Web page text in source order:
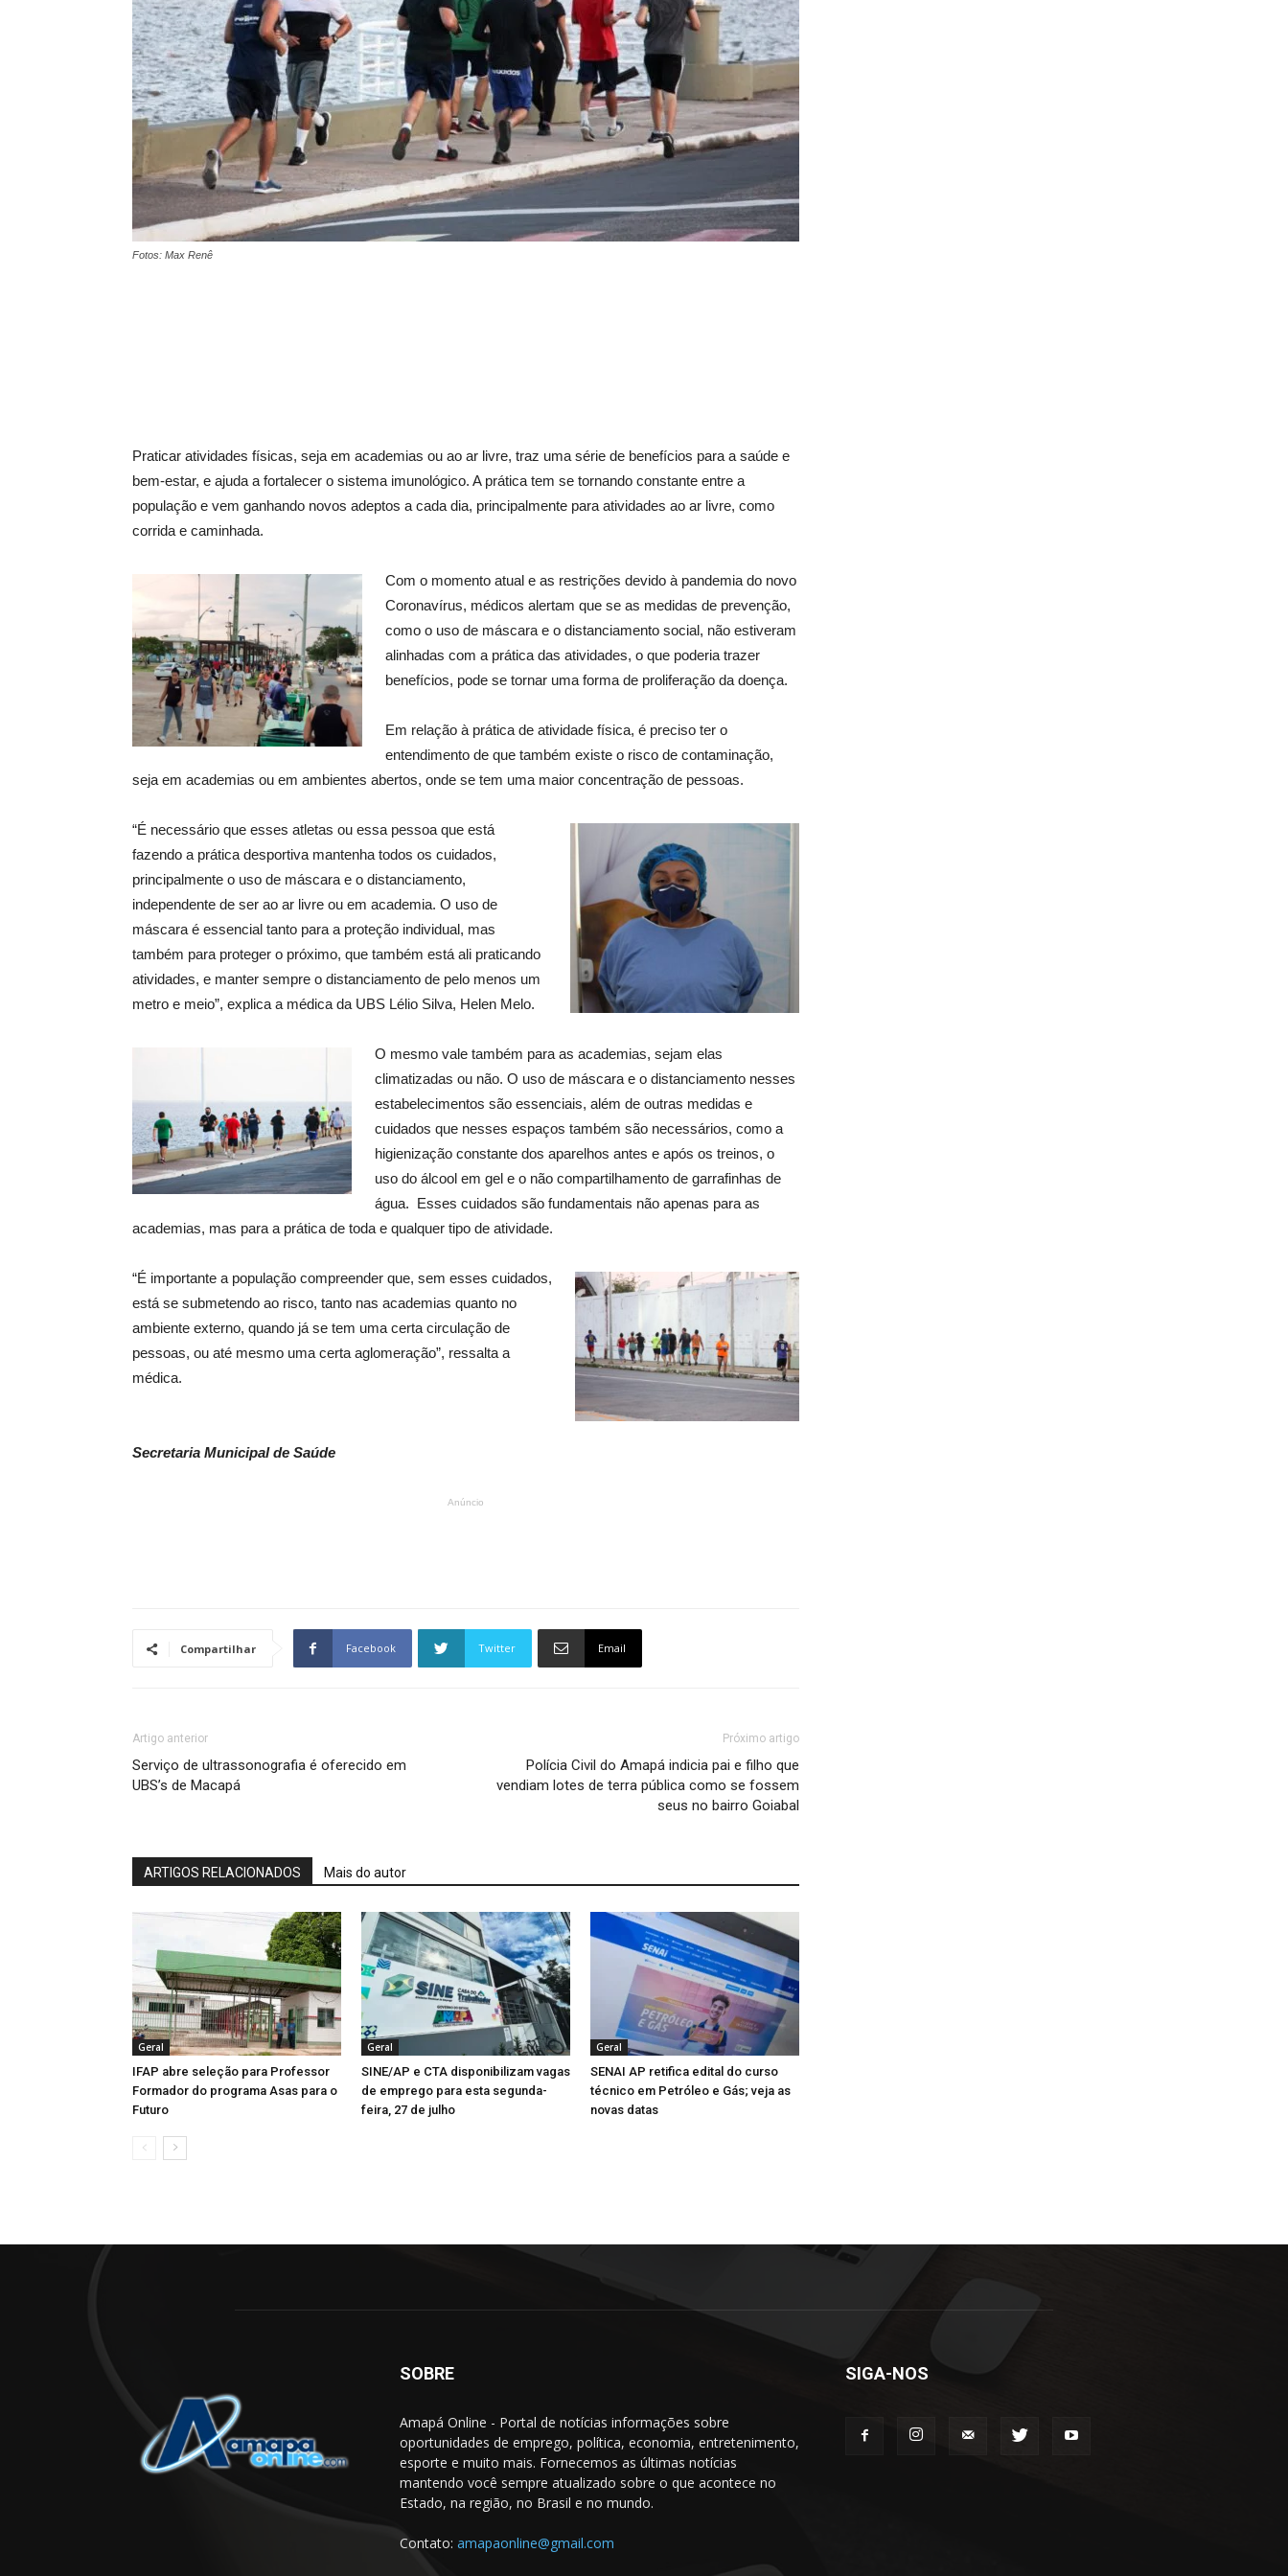
Fotos: Max Renê
Praticar atividades físicas, seja em academias ou ao ar livre, traz uma série de benefícios para a saúde e
bem-estar, e ajuda a fortalecer o sistema imunológico. A prática tem se tornando constante entre a
população e vem ganhando novos adeptos a cada dia, principalmente para atividades ao ar livre, como
corrida e caminhada.
Com o momento atual e as restrições devido à pandemia do novo
Coronavírus, médicos alertam que se as medidas de prevenção,
como o uso de máscara e o distanciamento social, não estiveram
alinhadas com a prática das atividades, o que poderia trazer
benefícios, pode se tornar uma forma de proliferação da doença.
Em relação à prática de atividade física, é preciso ter o
entendimento de que também existe o risco de contaminação,
seja em academias ou em ambientes abertos, onde se tem uma maior concentração de pessoas.
“É necessário que esses atletas ou essa pessoa que está
fazendo a prática desportiva mantenha todos os cuidados,
principalmente o uso de máscara e o distanciamento,
independente de ser ao ar livre ou em academia. O uso de
máscara é essencial tanto para a proteção individual, mas
também para proteger o próximo, que também está ali praticando
atividades, e manter sempre o distanciamento de pelo menos um
metro e meio”, explica a médica da UBS Lélio Silva, Helen Melo.
O mesmo vale também para as academias, sejam elas
climatizadas ou não. O uso de máscara e o distanciamento nesses
estabelecimentos são essenciais, além de outras medidas e
cuidados que nesses espaços também são necessários, como a
higienização constante dos aparelhos antes e após os treinos, o
uso do álcool em gel e o não compartilhamento de garrafinhas de
água. Esses cuidados são fundamentais não apenas para as
academias, mas para a prática de toda e qualquer tipo de atividade.
“É importante a população compreender que, sem esses cuidados,
está se submetendo ao risco, tanto nas academias quanto no
ambiente externo, quando já se tem uma certa circulação de
pessoas, ou até mesmo uma certa aglomeração”, ressalta a
médica.
Secretaria Municipal de Saúde
Anúncio
Compartilhar Facebook Twitter Email
Artigo anterior
Serviço de ultrassonografia é oferecido em
UBS’s de Macapá
Próximo artigo
Polícia Civil do Amapá indicia pai e filho que
vendiam lotes de terra pública como se fossem
seus no bairro Goiabal
ARTIGOS RELACIONADOS Mais do autor
Geral
IFAP abre seleção para Professor
Formador do programa Asas para o
Futuro
Geral
SINE/AP e CTA disponibilizam vagas
de emprego para esta segunda-
feira, 27 de julho
Geral
SENAI AP retifica edital do curso
técnico em Petróleo e Gás; veja as
novas datas
SOBRE
Amapá Online - Portal de notícias informações sobre
oportunidades de emprego, política, economia, entretenimento,
esporte e muito mais. Fornecemos as últimas notícias
mantendo você sempre atualizado sobre o que acontece no
Estado, na região, no Brasil e no mundo.
Contato: amapaonline@gmail.com
SIGA-NOS